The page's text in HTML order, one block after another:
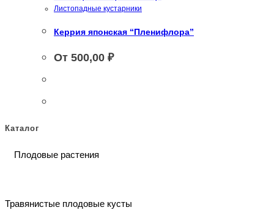
Листопадные кустарники
Керрия японская “Пленифлора”
От 500,00 ₽
Каталог
Плодовые растения
Травянистые плодовые кусты